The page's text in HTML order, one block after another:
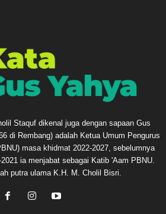
Staquf dikenal juga dengan sapaan Gus
di Rembang) adalah Ketua Umum Pengurus
masa khidmat 2022-2027, sebelumnya
ia menjabat sebagai Katib 'Aam PBNU.
putra ulama K.H. M. Cholil Bisri.